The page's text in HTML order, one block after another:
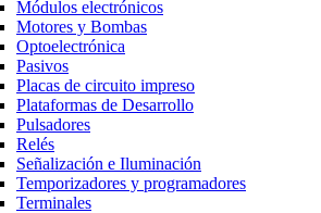
Módulos electrónicos
Motores y Bombas
Optoelectrónica
Pasivos
Placas de circuito impreso
Plataformas de Desarrollo
Pulsadores
Relés
Señalización e Iluminación
Temporizadores y programadores
Terminales